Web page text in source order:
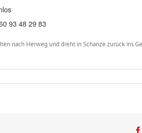
93 48 29 83
nach Herweg und dreht in Schanze zurück ins